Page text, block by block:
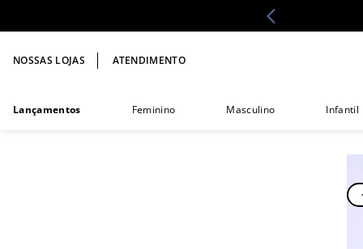
NOSSAS LOJAS ATENDIMENTO
Lançamentos Feminino Masculino Infantil